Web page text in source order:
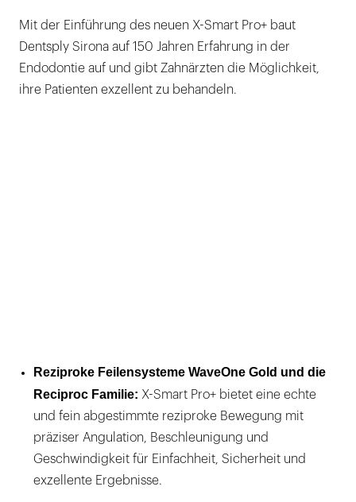
Mit der Einführung des neuen X-Smart Pro+ baut
Dentsply Sirona auf 150 Jahren Erfahrung in der
Endodontie auf und gibt Zahnärzten die Möglichkeit,
ihre Patienten exzellent zu behandeln.
Reziproke Feilensysteme WaveOne Gold und die
Reciproc Familie: X-Smart Pro+ bietet eine echte
und fein abgestimmte reziproke Bewegung mit
präziser Angulation, Beschleunigung und
Geschwindigkeit für Einfachheit, Sicherheit und
exzellente Ergebnisse.